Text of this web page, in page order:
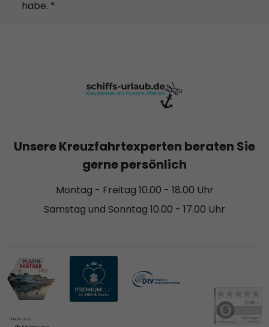
habe. *
Unsere Kreuzfahrtexperten beraten Sie
gerne persönlich
Montag - Freitag 10.00 - 18.00 Uhr
Samstag und Sonntag 10.00 - 17.00 Uhr